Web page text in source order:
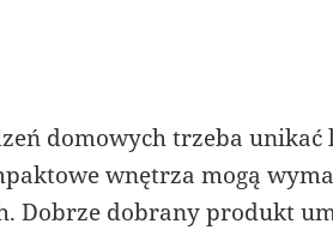
domowych trzeba unikać
wnętrza mogą
Dobrze dobrany produkt